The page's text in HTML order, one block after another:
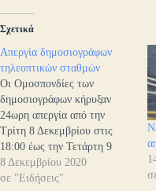
Σχετικά
Απεργία δημοσιογράφων
τηλεοπτικών σταθμών
Οι Ομοσπονδίες των
δημοσιογράφων κήρυξαν
24ωρη απεργία από την
Τρίτη 8 Δεκεμβρίου στις
18:00 έως την Τετάρτη 9
Δεκεμβρίου 2020 στις 18:00
σε όλους τους τηλεοπτικούς
8 Δεκεμβρίου 2020
σε "Ειδήσεις"